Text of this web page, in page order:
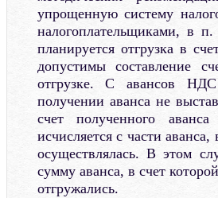
упрощенную систему
налогоплательщиками, в
планируется отгрузка в
допустимы составление
отгрузке. С авансов
получении аванса не
счет полученного
исчисляется с части
осуществлялась. В этом
сумму аванса, в счет
отгружались.